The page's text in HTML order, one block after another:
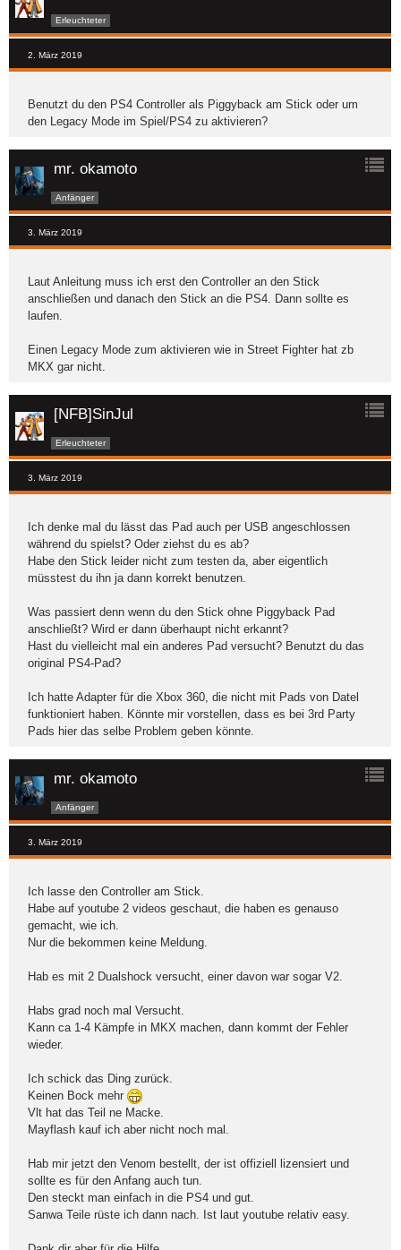
Erleuchteter
2. März 2019
Benutzt du den PS4 Controller als Piggyback am Stick oder um
den Legacy Mode im Spiel/PS4 zu aktivieren?
mr. okamoto
Anfänger
3. März 2019
Laut Anleitung muss ich erst den Controller an den Stick
anschließen und danach den Stick an die PS4. Dann sollte es
laufen.
Einen Legacy Mode zum aktivieren wie in Street Fighter hat zb
MKX gar nicht.
[NFB]SinJul
Erleuchteter
3. März 2019
Ich denke mal du lässt das Pad auch per USB angeschlossen
während du spielst? Oder ziehst du es ab?
Habe den Stick leider nicht zum testen da, aber eigentlich
müsstest du ihn ja dann korrekt benutzen.
Was passiert denn wenn du den Stick ohne Piggyback Pad
anschließt? Wird er dann überhaupt nicht erkannt?
Hast du vielleicht mal ein anderes Pad versucht? Benutzt du das
original PS4-Pad?
Ich hatte Adapter für die Xbox 360, die nicht mit Pads von Datel
funktioniert haben. Könnte mir vorstellen, dass es bei 3rd Party
Pads hier das selbe Problem geben könnte.
mr. okamoto
Anfänger
3. März 2019
Ich lasse den Controller am Stick.
Habe auf youtube 2 videos geschaut, die haben es genauso
gemacht, wie ich.
Nur die bekommen keine Meldung.
Hab es mit 2 Dualshock versucht, einer davon war sogar V2.
Habs grad noch mal Versucht.
Kann ca 1-4 Kämpfe in MKX machen, dann kommt der Fehler
wieder.
Ich schick das Ding zurück.
Keinen Bock mehr
Vlt hat das Teil ne Macke.
Mayflash kauf ich aber nicht noch mal.
Hab mir jetzt den Venom bestellt, der ist offiziell lizensiert und
sollte es für den Anfang auch tun.
Den steckt man einfach in die PS4 und gut.
Sanwa Teile rüste ich dann nach. Ist laut youtube relativ easy.